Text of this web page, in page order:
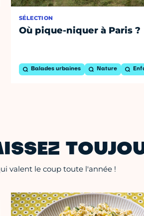
SÉLECTION
Où pique-niquer à Paris ?
Balades urbaines Nature
valent le coup toute l'année !